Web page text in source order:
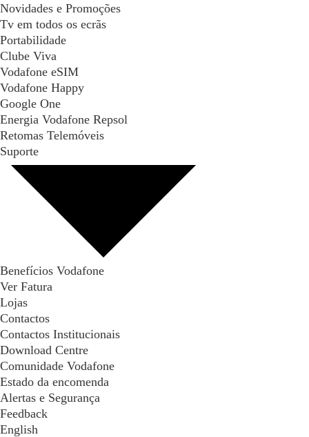
Novidades e Promoções
Tv em todos os ecrãs
Portabilidade
Clube Viva
Vodafone eSIM
Vodafone Happy
Google One
Energia Vodafone Repsol
Retomas Telemóveis
Suporte
Benefícios Vodafone
Ver Fatura
Lojas
Contactos
Contactos Institucionais
Download Centre
Comunidade Vodafone
Estado da encomenda
Alertas e Segurança
Feedback
English